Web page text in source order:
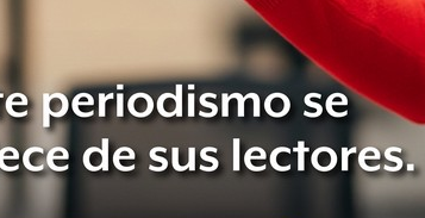
carpetas de
de violencia familiar
. Y por el delito
antes y45% másque
Ana Paola